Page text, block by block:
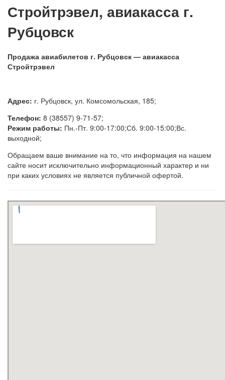
Стройтрэвел, авиакасса г.
Рубцовск
Продажа авиабилетов г. Рубцовск — авиакасса
Стройтрэвел
Адрес: г. Рубцовск, ул. Комсомольская, 185;
Телефон: 8 (38557) 9-71-57;
Режим работы: Пн.-Пт. 9:00-17:00;Сб. 9:00-15:00;Вс.
выходной;
Обращаем ваше внимание на то, что информация на нашем
сайте носит исключительно информационный характер и ни
при каких условиях не является публичной офертой.